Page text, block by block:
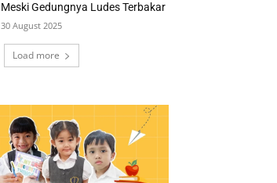
Meski Gedungnya Ludes Terbakar
30 August 2025
Load more